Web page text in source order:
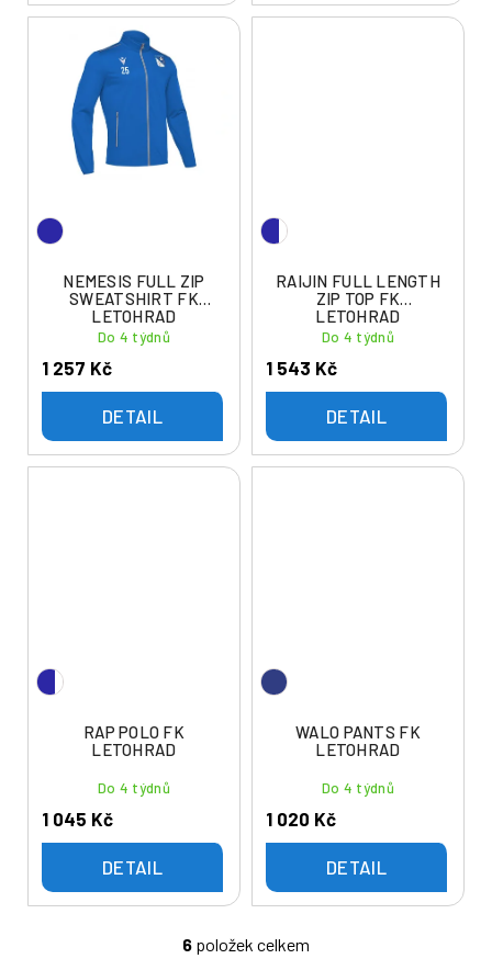
NEMESIS FULL ZIP
SWEATSHIRT FK
LETOHRAD
Do 4 týdnů
1 257 Kč
DETAIL
RAIJIN FULL LENGTH
ZIP TOP FK
LETOHRAD
Do 4 týdnů
1 543 Kč
DETAIL
RAP POLO FK
LETOHRAD
Do 4 týdnů
1 045 Kč
DETAIL
WALO PANTS FK
LETOHRAD
Do 4 týdnů
1 020 Kč
DETAIL
O
6 položek celkem